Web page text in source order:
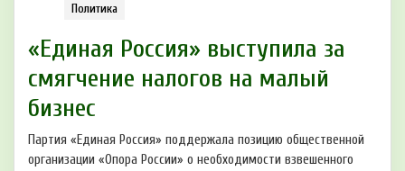
Политика
«Единая Россия» выступила за
смягчение налогов на малый
бизнес
Партия «Единая Россия» поддержала позицию общественной
организации «Опора России» о необходимости взвешенного